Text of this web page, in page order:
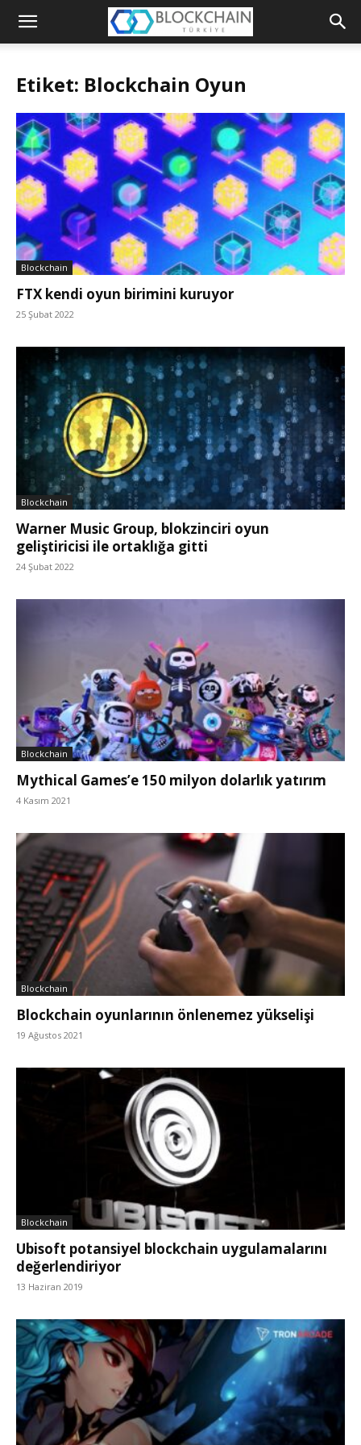
Blockchain
Etiket: Blockchain Oyun
Blockchain
FTX kendi oyun birimini kuruyor
25 Şubat 2022
Blockchain
Warner Music Group, blokzinciri oyun
geliştiricisi ile ortaklığa gitti
24 Şubat 2022
Blockchain
Mythical Games’e 150 milyon dolarlık yatırım
4 Kasım 2021
Blockchain
Blockchain oyunlarının önlenemez yükselişi
19 Ağustos 2021
Blockchain
Ubisoft potansiyel blockchain uygulamalarını
değerlendiriyor
13 Haziran 2019